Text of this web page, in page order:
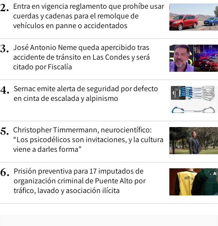
2. Entra en vigencia reglamento que prohíbe usar
cuerdas y cadenas para el remolque de
vehículos en panne o accidentados
3. José Antonio Neme queda apercibido tras
accidente de tránsito en Las Condes y será
citado por Fiscalía
4. Sernac emite alerta de seguridad por defecto
en cinta de escalada y alpinismo
5. Christopher Timmermann, neurocientífico:
“Los psicodélicos son invitaciones, y la cultura
viene a darles forma”
6. Prisión preventiva para 17 imputados de
organización criminal de Puente Alto por
tráfico, lavado y asociación ilícita